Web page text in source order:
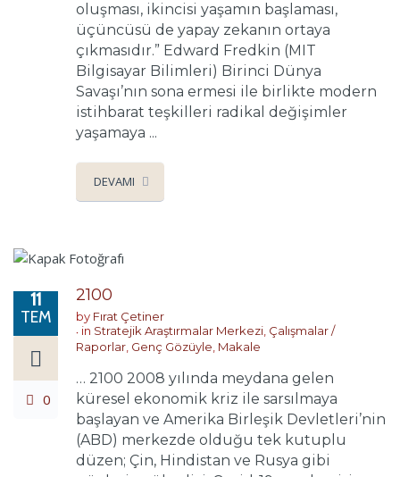
oluşması, ikincisi yaşamın başlaması,
üçüncüsü de yapay zekanın ortaya
çıkmasıdır.” Edward Fredkin (MIT
Bilgisayar Bilimleri) Birinci Dünya
Savaşı’nın sona ermesi ile birlikte modern
istihbarat teşkilleri radikal değişimler
yaşamaya ...
DEVAMI
11
TEM
0
2100
by Fırat Çetiner
in Stratejik Araştırmalar Merkezi Çalışmalar /
Raporlar Genç Gözüyle Makale
… 2100 2008 yılında meydana gelen
küresel ekonomik kriz ile sarsılmaya
başlayan ve Amerika Birleşik Devletleri’nin
(ABD) merkezde olduğu tek kutuplu
düzen; Çin, Hindistan ve Rusya gibi